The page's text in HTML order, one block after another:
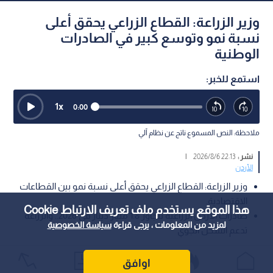
هذا الموقع يستخدم ملف تعريف الارتباط Cookie
لمزيد من المعلومات ، يرجى قراءةسياسة الخصوصية
اوافق
وزير الزراعة: القطاع الزراعي يحقق أعلى
نسبة نمو وتوسع كبير في الصادرات
الوطنية
استمع للخبر:
0:00
1x
ملاحظة: النص المسموع ناتج عن نظام آلي
نشر :22:13 2026/8/6
الأردن
وزير الزراعة: القطاع الزراعي يحقق أعلى نسبة نمو بين القطاعات
صادرات الأردن الزراعية تتجاوز 1.8 مليار دينار في 2026.. والزراعة
تدعم الشحن الجوي
أكد وزير الزراعة الدكتور صائب خريسات أن المزارع الأردني يشكل